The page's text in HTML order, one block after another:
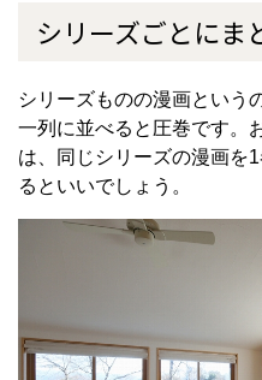
シリーズごとにま
シリーズものの漫画という
一列に並べると圧巻です。
は、同じシリーズの漫画を
るといいでしょう。